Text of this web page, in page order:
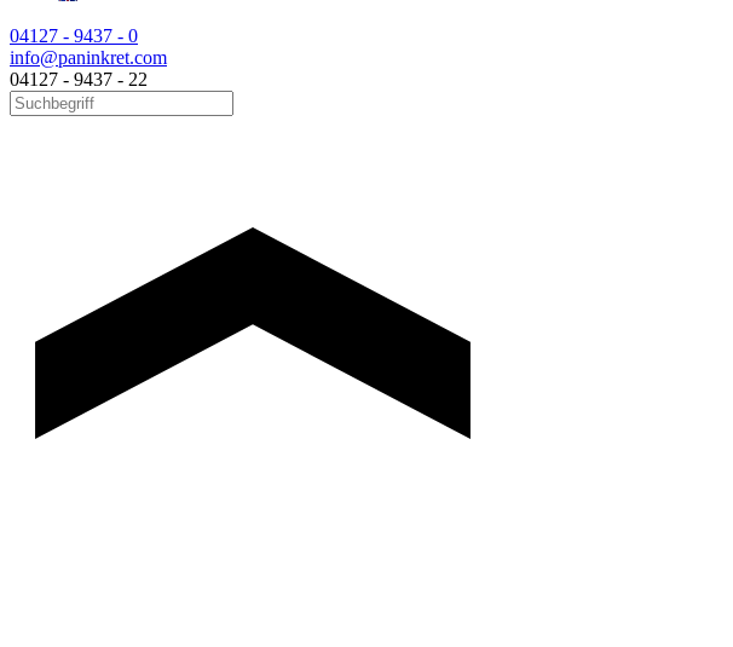
04127 - 9437 - 0
info@paninkret.com
04127 - 9437 - 22